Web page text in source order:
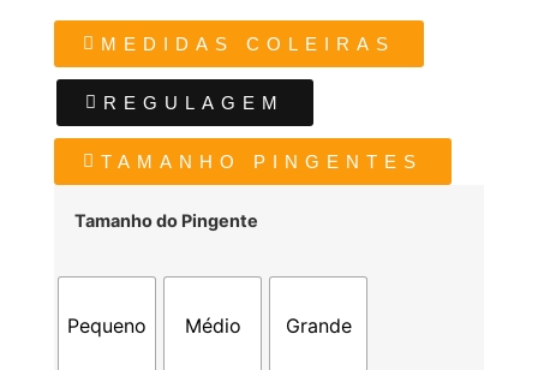
MEDIDAS COLEIRAS
REGULAGEM
TAMANHO PINGENTES
Tamanho do Pingente
Pequeno Médio Grande